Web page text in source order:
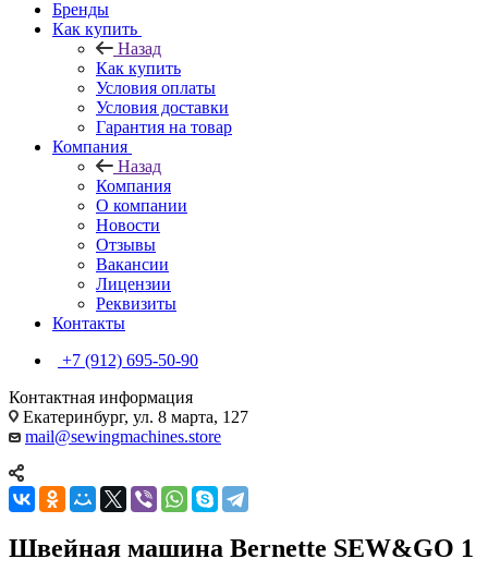
Бренды
Как купить
Назад
Как купить
Условия оплаты
Условия доставки
Гарантия на товар
Компания
Назад
Компания
О компании
Новости
Отзывы
Вакансии
Лицензии
Реквизиты
Контакты
+7 (912) 695-50-90
Контактная информация
Екатеринбург, ул. 8 марта, 127
mail@sewingmachines.store
Швейная машина Bernette SEW&GO 1